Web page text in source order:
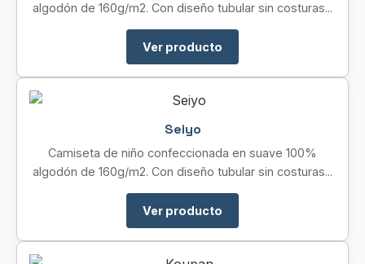
algodón de 160g/m2. Con diseño tubular sin costuras...
Ver producto
Seiyo
Camiseta de niño confeccionada en suave 100%
algodón de 160g/m2. Con diseño tubular sin costuras...
Ver producto